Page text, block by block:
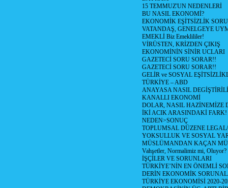
15 TEMMUZ'UN NEDENLERİ
BU NASIL EKONOMİ?
EKONOMİK EŞİTSİZLİK
VATANDAŞ, GENELGEYE
EMEKLİ Biz Emeklililer!
VİRÜSTEN, KRİZDEN ÇIKIŞ
EKONOMİNİN SİNİR UCLARI
GAZETECİ SORU SORAR!!
GAZETECİ SORU SORAR!!
GELİR ve SOSYAL
TÜRKİYE – ABD
ANAYASA NASIL
KANALLI EKONOMİ
DOLAR, NASIL HAZİNEMİZE
İKİ ACIK ARASINDAKİ FARK!
NEDEN>SONUÇ
TOPLUMSAL DÜZENE
YOKSULLUK VE SOSYAL
MÜSLÜMANDAN KAÇAN
Vahşetler, Normalimiz mi, Oluyor?
İŞÇİLER VE SORUNLARI
TÜRKİYE’NİN EN ÖNEMLİ
DERİN EKONOMİK
TÜRKİYE EKONOMİSİ 2020-